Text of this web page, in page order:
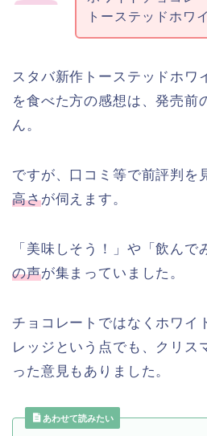
トーステッドホワ
スタバ新作トーステッドホワ
を食べた方の感想は、発売前
ん。
ですが、口コミ等で前評判を
高さが伺えます。
「美味しそう！」や「飲んで
の声が集まっていました。
チョコレートではなくホワイ
レッジという点でも、クリス
った意見もありました。
あわせて読みたい